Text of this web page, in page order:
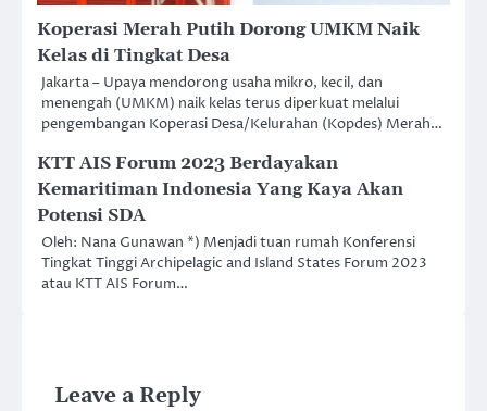
Koperasi Merah Putih Dorong UMKM Naik
Kelas di Tingkat Desa
Jakarta – Upaya mendorong usaha mikro, kecil, dan
menengah (UMKM) naik kelas terus diperkuat melalui
pengembangan Koperasi Desa/Kelurahan (Kopdes) Merah…
KTT AIS Forum 2023 Berdayakan
Kemaritiman Indonesia Yang Kaya Akan
Potensi SDA
Oleh: Nana Gunawan *) Menjadi tuan rumah Konferensi
Tingkat Tinggi Archipelagic and Island States Forum 2023
atau KTT AIS Forum…
Leave a Reply